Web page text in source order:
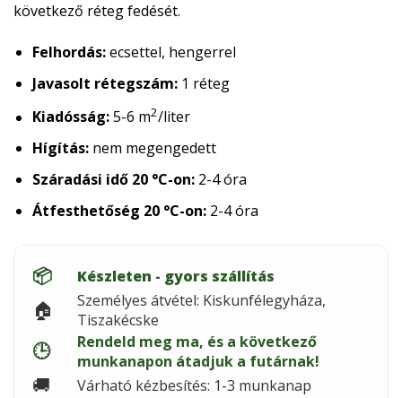
következő réteg fedését.
Felhordás:ecsettel, hengerrel
Javasolt rétegszám: 1 réteg
Kiadósság:5-6 m2/liter
Hígítás: nem megengedett
Száradási idő 20 °C-on: 2-4 óra
Átfesthetőség 20 °C-on: 2-4 óra
📦 Készleten - gyors szállítás
🏠
Személyes átvétel: Kiskunfélegyháza,
Tiszakécske
🕒
Rendeld meg ma, és a következő
munkanapon átadjuk a futárnak!
🚚 Várható kézbesítés: 1-3 munkanap